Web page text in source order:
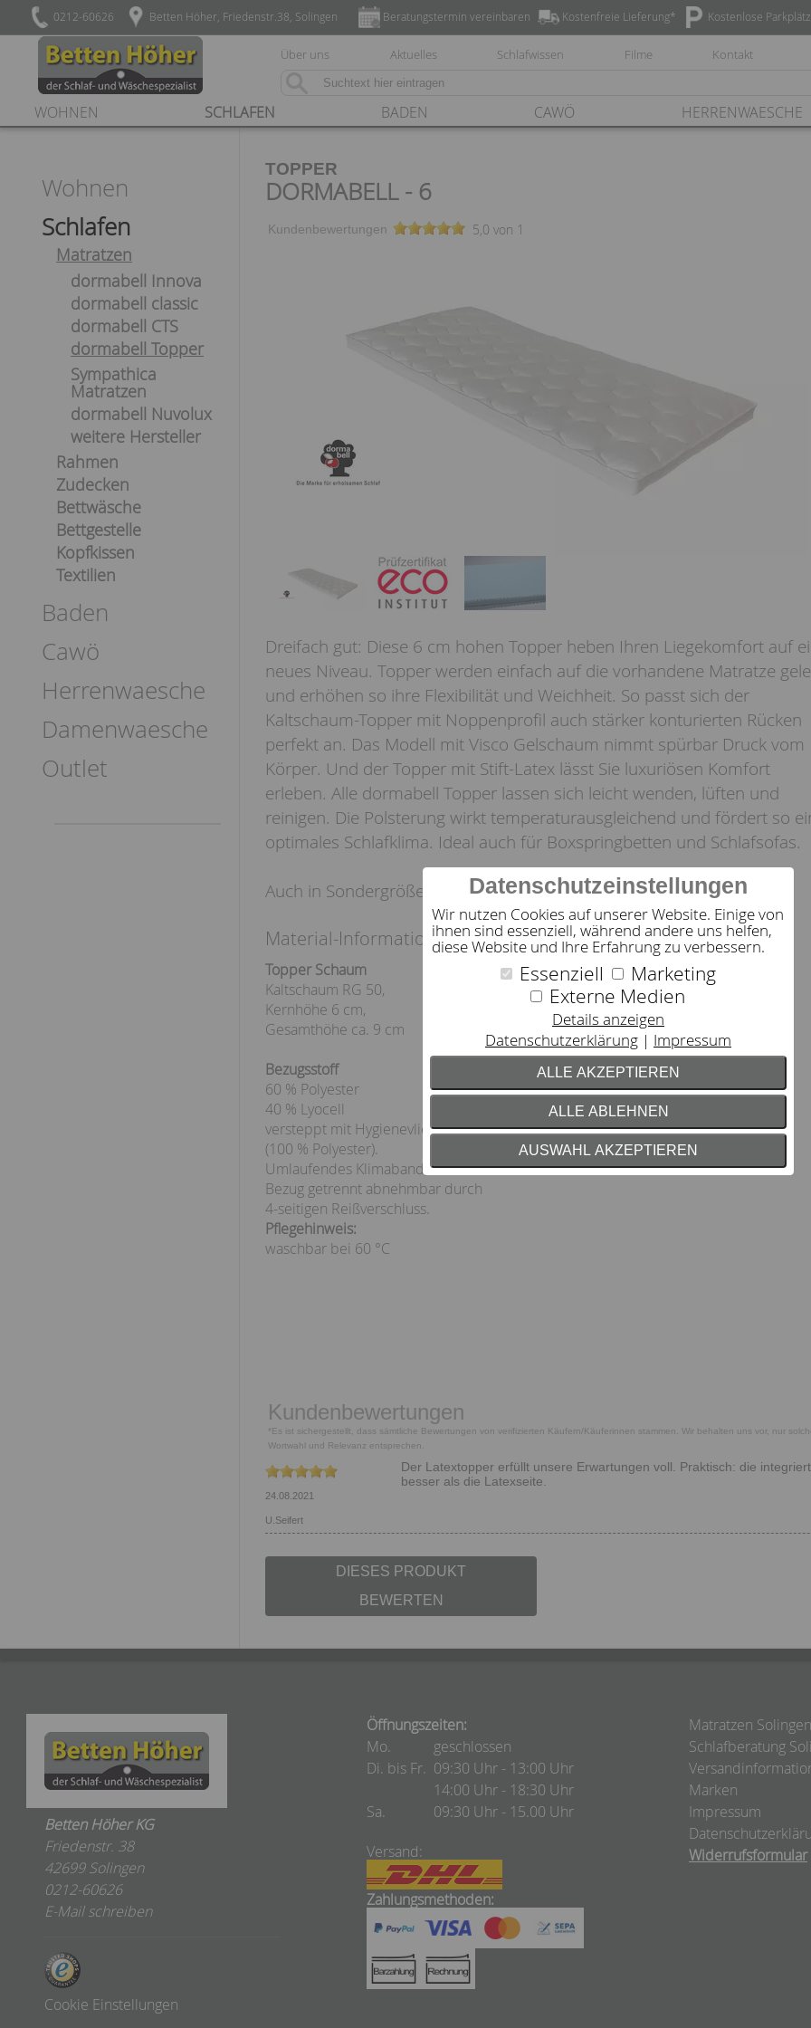
Datenschutzeinstellungen
Wir nutzen Cookies auf unserer Website. Einige von
ihnen sind essenziell, während andere uns helfen,
diese Website und Ihre Erfahrung zu verbessern.
Essenziell
Marketing
Externe Medien
Details anzeigen
Datenschutzerklärung
Impressum
ALLE AKZEPTIEREN
ALLE ABLEHNEN
AUSWAHL AKZEPTIEREN
0212-60626 Betten Höher, Friedenstr.38, Solingen Kostenlose
Kostenfreie Lieferung*
Beratungstermin vereinbaren
Über uns Aktuelles Schlafwissen Filme Kontakt
WOHNEN SCHLAFEN BADEN CAWÖ HERRENWAESCHE
Wohnen
Schlafen
Matratzen
dormabell Innova
dormabell classic
dormabell CTS
dormabell Topper
Sympathica
Matratzen
dormabell Nuvolux
weitere Hersteller
Rahmen
Zudecken
Bettwäsche
Bettgestelle
Kopfkissen
Textilien
Baden
Cawö
Herrenwaesche
Damenwaesche
Outlet
TOPPER
DORMABELL - 6
Kundenbewertungen 5,0 von 1
Dreifach gut: Diese 6 cm hohen Topper heben Ihren Liegekomfort auf
neues Niveau. Topper werden einfach auf die vorhandene Matratze
und erhöhen so ihre Flexibilität und Weichheit. So passt sich der
Kaltschaum-Topper mit Noppenprofil auch stärker konturierten Rücken
perfekt an. Das Modell mit Visco Gelschaum nimmt spürbar Druck vom
Körper. Und der Topper mit Stift-Latex lässt Sie luxuriösen Komfort
erleben. Alle dormabell Topper lassen sich leicht wenden, lüften und
reinigen. Die Polsterung wirkt temperaturausgleichend und fördert so
optimales Schlafklima. Ideal auch für Boxspringbetten und Schlafsofas.
Auch in Sondergrößen erhältlich.
Material-Information:
Topper Schaum
Kaltschaum RG 50,
Kernhöhe 6 cm,
Gesamthöhe ca. 9 cm
Bezugsstoff
60 % Polyester
40 % Lyocell
versteppt mit Hygienevlies
(100 % Polyester).
Umlaufendes Klimaband,
Bezug getrennt abnehmbar durch
4-seitigen Reißverschluss.
Pflegehinweis:
waschbar bei 60 °C
Kundenbewertungen
*Es ist sichergestellt, dass sämtliche Bewertungen von verifizierten Käufern/Käuferinnen stammen. Wir behalten uns vor, nur
Wortwahl und Relevanz entsprechen.
U.Seifert
24.08.2021
Der Latextopper erfüllt unsere Erwartungen voll. Praktisch: die
besser als die Latexseite.
DIESES PRODUKT
BEWERTEN
Betten Höher KG
Friedenstr. 38
42699 Solingen
0212-60626
E-Mail schreiben
Cookie Einstellungen
Öffnungszeiten:
Mo.
geschlossen
Di. bis Fr. 09:30 Uhr - 13:00 Uhr
14:00 Uhr - 18:30 Uhr
Sa.
09:30 Uhr - 15.00 Uhr
Versand:
Zahlungsmethoden:
Matratzen Solingen
Schlafberatung
Marken
Impressum
Widerrufsformular